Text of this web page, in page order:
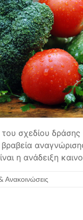
σχεδίου
η ανάδειξη
Ανακοινώσεις